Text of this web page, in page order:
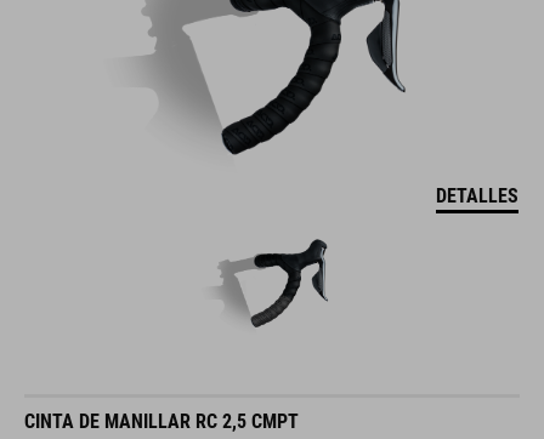
DETALLES
CINTA DE MANILLAR RC 2,5 CMPT